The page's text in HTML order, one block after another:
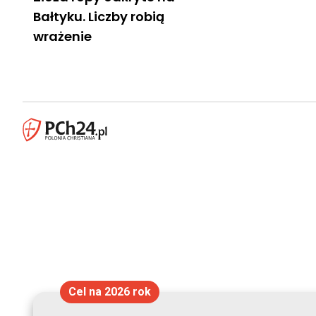
Bałtyku. Liczby robią
wrażenie
Cel na 2026 rok